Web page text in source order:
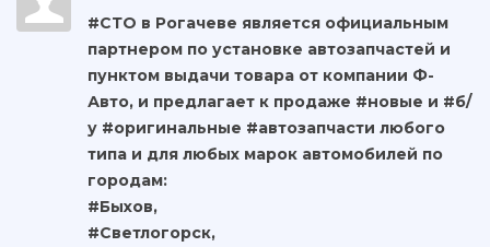
#СТО в Рогачеве является официальным
партнером по установке автозапчастей и
пунктом выдачи товара от компании Ф-
Авто, и предлагает к продаже #новые и #б/
у #оригинальные #автозапчасти любого
типа и для любых марок автомобилей по
городам:
#Быхов,
#Светлогорск,